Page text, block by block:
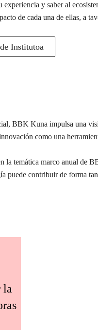
experiencia y saber al
de cada una de ellas, a
Institutoa
BBK Kuna impulsa una
como una
la temática marco anual de
puede contribuir de forma
la